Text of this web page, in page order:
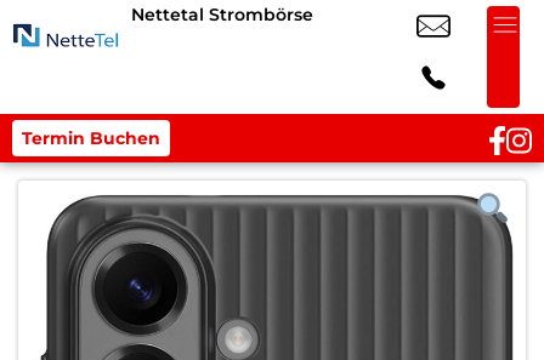
Nettetal Strombörse
Termin Buchen